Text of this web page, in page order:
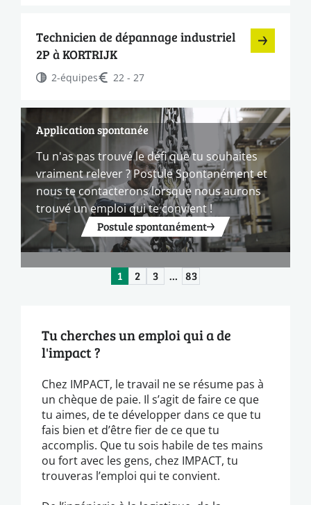
Technicien de dépannage industriel
2P à KORTRIJK
2-équipes 22 - 27
Application spontanée
Tu n'as pas trouvé le défi que tu souhaites
vraiment relever ? Postule Spontanément et
nous te contacterons lorsque nous aurons
trouvé un emploi qui te convient !
Postule spontanément
1 2 3 … 83
Tu cherches un emploi qui a de
l'impact ?
Chez IMPACT, le travail ne se résume pas à
un chèque de paie. Il s’agit de faire ce que
tu aimes, de te développer dans ce que tu
fais bien et d’être fier de ce que tu
accomplis. Que tu sois habile de tes mains
ou fort avec les gens, chez IMPACT, tu
trouveras l’emploi qui te convient.